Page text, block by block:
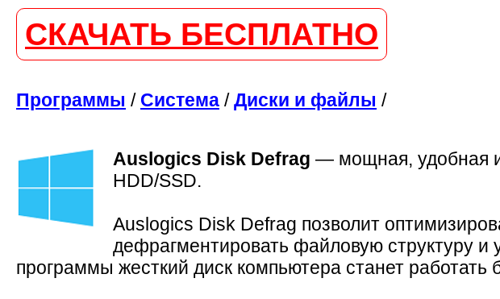
СКАЧАТЬ БЕСПЛАТНО
Программы / Система / Диски и файлы /
Auslogics Disk Defrag — мощная, удобная
HDD/SSD.
Auslogics Disk Defrag позволит
дефрагментировать файловую структуру
программы жесткий диск компьютера станет работать